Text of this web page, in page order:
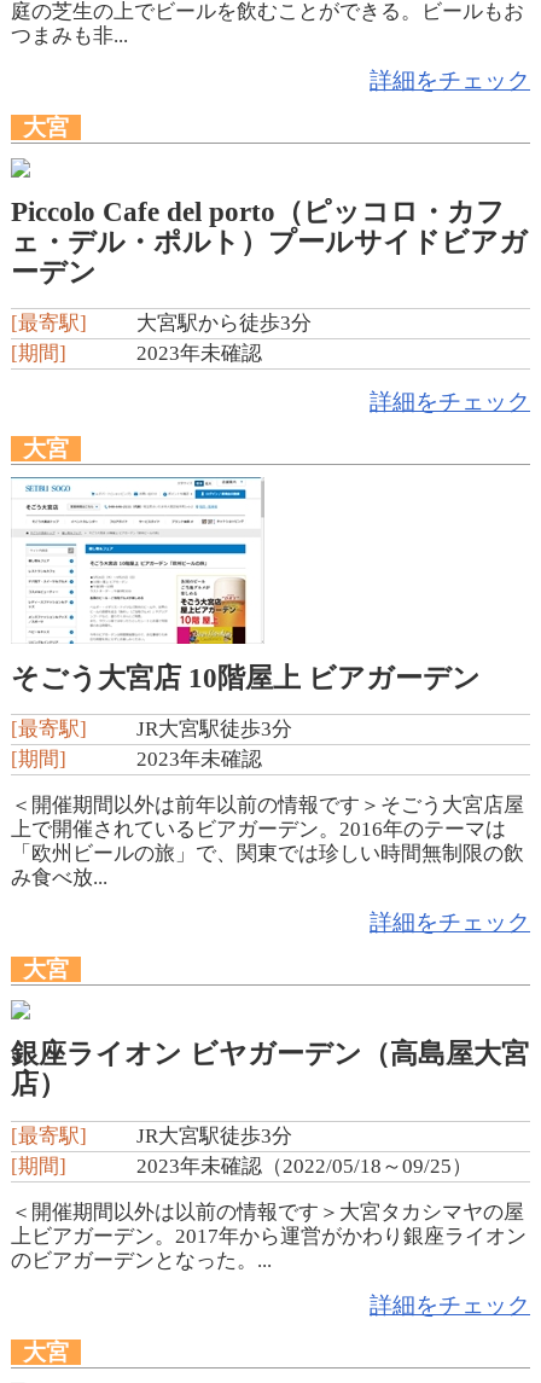
庭の芝生の上でビールを飲むことができる。ビールもお
つまみも非...
詳細をチェック
大宮
Piccolo Cafe del porto（ピッコロ・カフ
ェ・デル・ポルト）プールサイドビアガ
ーデン
[最寄駅]
大宮駅から徒歩3分
[期間]
2023年未確認
詳細をチェック
大宮
そごう大宮店 10階屋上 ビアガーデン
[最寄駅]
JR大宮駅徒歩3分
[期間]
2023年未確認
＜開催期間以外は前年以前の情報です＞そごう大宮店屋
上で開催されているビアガーデン。2016年のテーマは
「欧州ビールの旅」で、関東では珍しい時間無制限の飲
み食べ放...
詳細をチェック
大宮
銀座ライオン ビヤガーデン（高島屋大宮
店）
[最寄駅]
JR大宮駅徒歩3分
[期間]
2023年未確認（2022/05/18～09/25）
＜開催期間以外は以前の情報です＞大宮タカシマヤの屋
上ビアガーデン。2017年から運営がかわり銀座ライオン
のビアガーデンとなった。...
詳細をチェック
大宮